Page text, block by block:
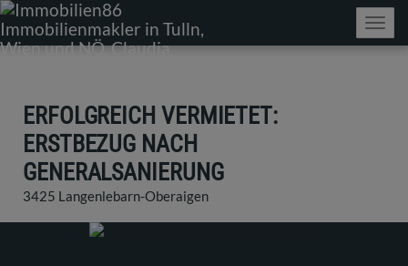
ERFOLGREICH VERMIETET:
ERSTBEZUG NACH
GENERALSANIERUNG
3425 Langenlebarn-Oberaigen